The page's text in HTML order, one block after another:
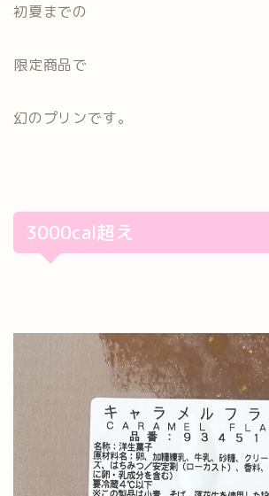
初夏までの
限定商品で
幻のプリンです。
3000cal超え